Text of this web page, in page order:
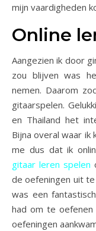
mijn vaardigheden
Online
Aangezien ik door
zou blijven was
nemen. Daarom
gitaarspelen.
en Thailand het
Bijna overal waar
me dus dat ik
gitaar leren spelen
de oefeningen uit
was een
had om te
oefeningen